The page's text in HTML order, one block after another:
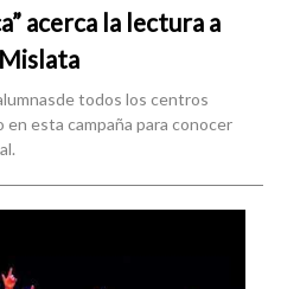
acerca la lectura a
todos los centros
esta campaña para conocer